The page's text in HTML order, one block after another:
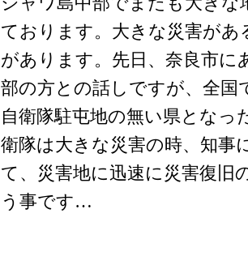
ております。 大きな災害があ
があります。 先日、奈良市に
部の方との話しですが、 全国
自衛隊駐屯地の無い県となっ
衛隊は大きな災害の時、知事
て、災害地に迅速に災害復旧
う事です…